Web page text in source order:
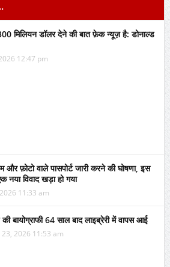
मिलियन डॉलर देने की बात फ़ेक न्यूज़ है: डोनाल्ड
12:47 pm
और फ़ोटो वाले पासपोर्ट जारी करने की घोषणा, इस
विवाद खड़ा हो गया
11:33 am
की बायोग्राफी 64 साल बाद लाइब्रेरी में वापस आई
2026 11:53 am